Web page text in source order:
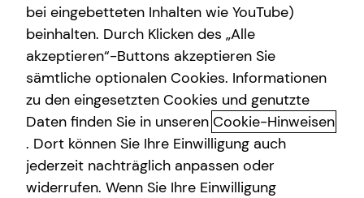
Altersvorsorge
Gewerbliche Versicherungen
Arbeitskraftabsicherung
Kindervorsorge
Sach- und Vermögenssicherung
Expat
Last name
Nationality
e-mail
bei eingebetteten Inhalten wie YouTube)
beinhalten. Durch Klicken des „Alle
akzeptieren“-Buttons akzeptieren Sie
sämtliche optionalen Cookies. Informationen
zu den eingesetzten Cookies und genutzte
Daten finden Sie in unseren Cookie-Hinweisen
. Dort können Sie Ihre Einwilligung auch
jederzeit nachträglich anpassen oder
widerrufen. Wenn Sie Ihre Einwilligung